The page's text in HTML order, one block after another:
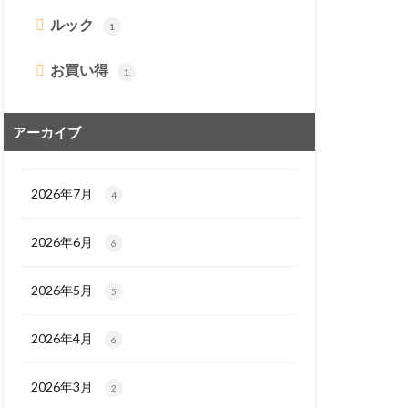
ルック 1
お買い得 1
アーカイブ
2026年7月 4
2026年6月 6
2026年5月 5
2026年4月 6
2026年3月 2